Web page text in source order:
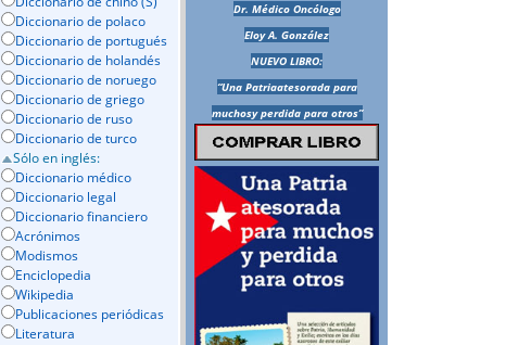
Diccionario de polaco
Diccionario de portugués
Diccionario de holandés
Diccionario de noruego
Diccionario de griego
Diccionario de ruso
Diccionario de turco
Sólo en inglés:
Diccionario médico
Diccionario legal
Diccionario financiero
Acrónimos
Modismos
Enciclopedia
Wikipedia
Publicaciones periódicas
Literatura
Dr. Médico Oncólogo
Eloy A. González
NUEVO LIBRO:
“Una Patriaatesorada para
muchosy perdida para otros”